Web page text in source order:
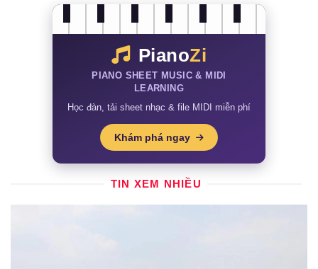
PianoZi
PIANO SHEET MUSIC & MIDI
LEARNING
Học đàn, tải sheet nhạc & file MIDI miễn phí
Khám phá ngay
TIN XEM NHIỀU